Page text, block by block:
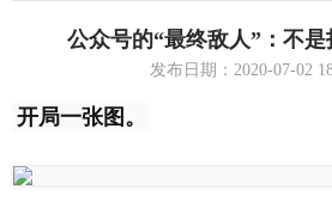
公众号的“最终敌人”：不
发布日期：2020-07-02
开局一张图。